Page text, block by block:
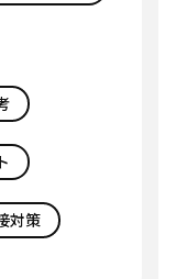
対策